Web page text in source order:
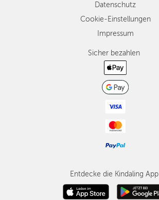
Datenschutz
Cookie-Einstellungen
Impressum
Sicher bezahlen
Entdecke die Kindaling App